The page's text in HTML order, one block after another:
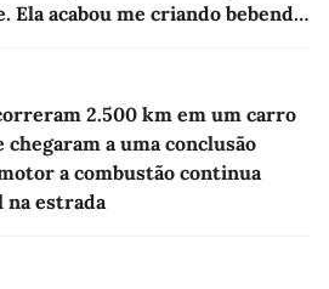
Ela acabou me criando bebendo
2.500 km em um carro
a uma conclusão
a combustão continua
estrada